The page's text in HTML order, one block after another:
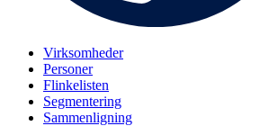
Virksomheder
Personer
Flinkelisten
Segmentering
Sammenligning